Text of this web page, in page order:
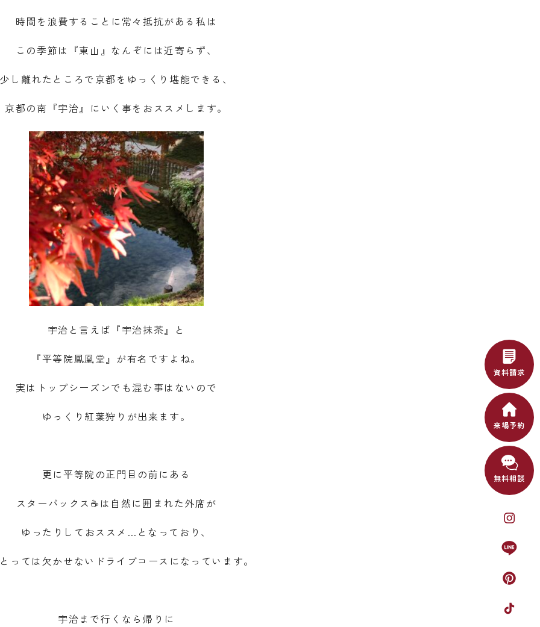
資料請求
来場予約
無料相談
時間を浪費することに常々抵抗がある私は
この季節は『東山』なんぞには近寄らず、
少し離れたところで京都をゆっくり堪能できる、
京都の南『宇治』にいく事をおススメします。
宇治と言えば『宇治抹茶』と
『平等院鳳凰堂』が有名ですよね。
実はトップシーズンでも混む事はないので
ゆっくり紅葉狩りが出来ます。
更に平等院の正門目の前にある
スターバックス☕は自然に囲まれた外席が
ゆったりしておススメ…となっており、
っては欠かせないドライブコースになっています。
宇治まで行くなら帰りに